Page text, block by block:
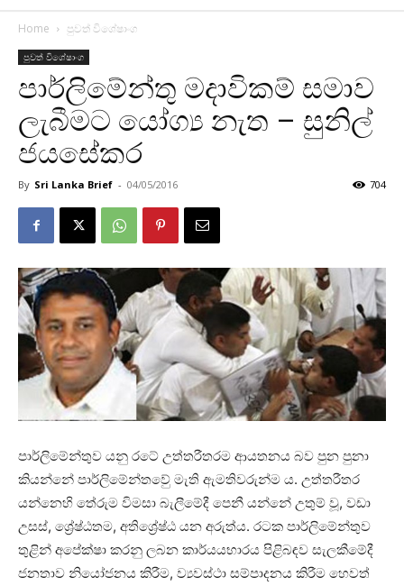
Home පුවත් විශේෂාංග
පුවත් විශේෂාංග
පාර්ලිමේන්තු මදාවිකම් සමාව
ලැබීමට යෝග්‍ය නැත – සුනිල්
ජයසේකර
By Sri Lanka Brief - 04/05/2016 704
පාර්ලිමේන්තුව යනු රටේ උත්තරීතරම ආයතනය බව පුන පුනා
කියන්නේ පාර්ලිමේන්තවේු මැති ඇමතිවරුන්ම ය. උත්තරීතර
යන්නෙහි තේරුම විමසා බැලීමේදී පෙනී යන්නේ උතුම් වූ, වඩා
උසස්, ශ්‍රේෂ්ඨතම, අතිශ්‍රේෂ්ඨ යන අරුත්ය. රටක පාර්ලිමේන්තුව
තුළින් අපේක්ෂා කරනු ලබන කාර්යයභාරය පිළිබඳව සැලකීමේදී
ජනතාව නියෝජනය කිරීම, ව්‍යවස්ථා සම්පාදනය කිරීම හෙවත්